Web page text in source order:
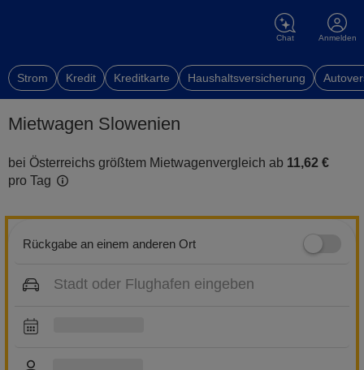
Chat Anmelden
Strom Kredit Kreditkarte Haushaltsversicherung
Mietwagen Slowenien
bei Österreichs größtem Mietwagenvergleich ab 11,62 €
pro Tag
Rückgabe an einem anderen Ort